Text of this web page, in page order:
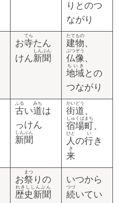
りとのつ
ながり
お寺
てら
たん
けん新聞
しんぶん
建物
たてもの
、
仏像
ぶつぞう
、
地域
ちいき
との
つながり
古
ふる
い道
みち
は
っけん
新聞
しんぶん
街道
かいどう
、
宿場町
しゅくばまち
、
人
ひと
の行
い
き
来
き
お祭
まつ
りの
歴史新聞
れきししんぶん
いつから
続
つづ
いてい